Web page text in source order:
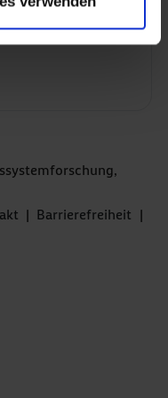
| Barrierefreiheit |